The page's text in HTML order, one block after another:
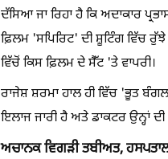
ਦੱਸਿਆ ਜਾ ਰਿਹਾ ਹੈ ਕਿ ਅਦਾਕਾਰ
ਫ਼ਿਲਮ 'ਸਪਿਰਿਟ' ਦੀ ਸ਼ੂਟਿੰਗ ਵਿੱਚ
ਵਿੱਚੋਂ ਕਿਸ ਫ਼ਿਲਮ ਦੇ ਸੈੱਟ 'ਤੇ ਵਾਪਰੀ।
ਰਾਜੇਸ਼ ਸ਼ਰਮਾ ਹਾਲ ਹੀ ਵਿੱਚ 'ਭੂਤ
ਇਲਾਜ ਜਾਰੀ ਹੈ ਅਤੇ ਡਾਕਟਰ ਉਨ੍ਹਾਂ
ਅਚਾਨਕ ਵਿਗੜੀ ਤਬੀਅਤ,